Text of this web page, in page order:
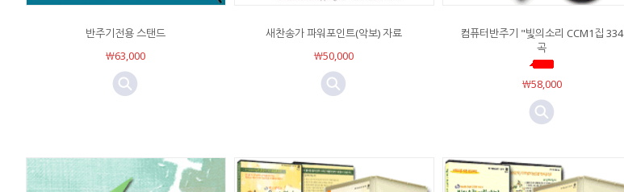
반주기전용 스탠드
￦63,000
새찬송가 파워포인트(악보) 자료
￦50,000
컴퓨터반주기 "빛의소리 CCM1집 334
곡
￦58,000